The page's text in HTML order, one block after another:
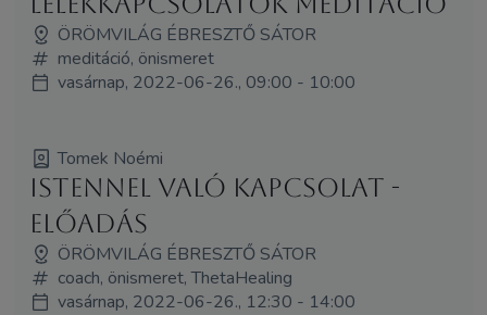
ÖRÖMVILÁG ÉBRESZTŐ SÁTOR
meditáció, önismeret
vasárnap, 2022-06-26., 09:00 - 10:00
Tomek Noémi
Istennel való kapcsolat -
előadás
ÖRÖMVILÁG ÉBRESZTŐ SÁTOR
coach, önismeret, ThetaHealing
vasárnap, 2022-06-26., 12:30 - 14:00